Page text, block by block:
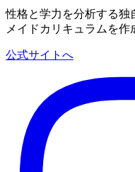
性格と学力を分析する独
メイドカリキュラムを作
公式サイトへ